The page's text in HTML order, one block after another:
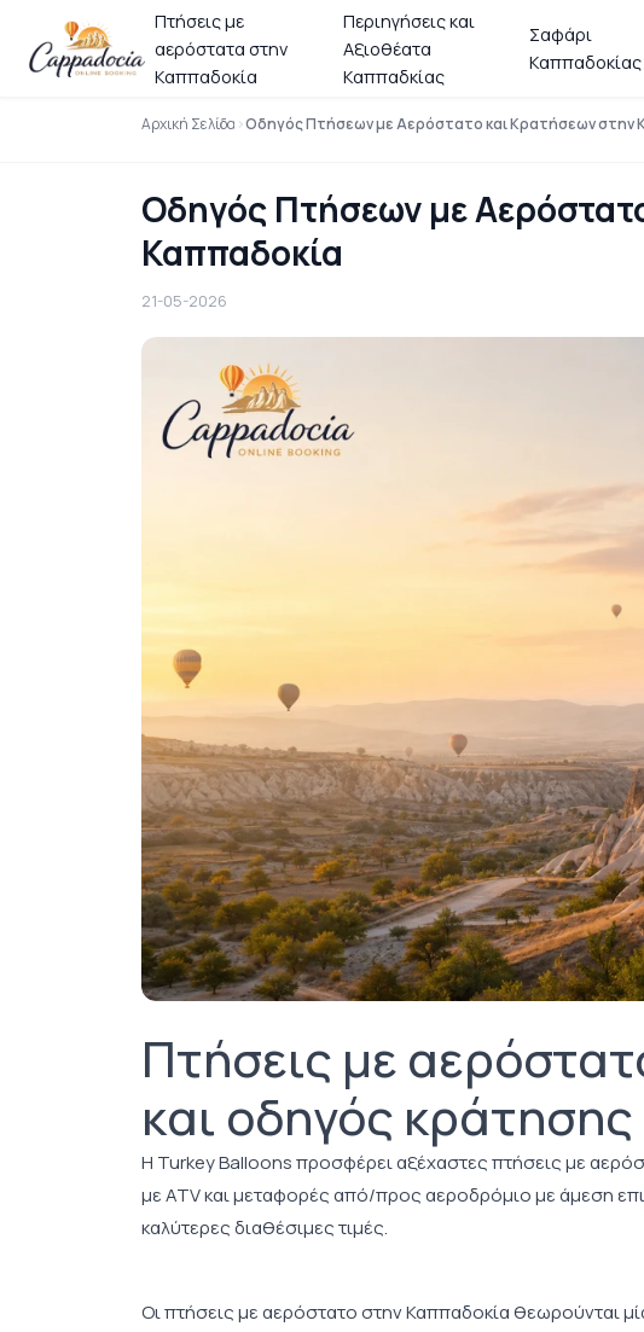
Πτήσεις με
αερόστατα στην
Καππαδοκία
Περιηγήσεις και
Αξιοθέατα
Καππαδκίας
Σαφάρι
Καππαδοκίας
Αρχική Σελίδα Οδηγός Πτήσεων με Αερόστατο και Κρατήσεων στην
Οδηγός Πτήσεων με
Καππαδοκία
21-05-2026
Πτήσεις με
και οδηγός κράτησης
Η Turkey Balloons προσφέρει αξέχαστες πτήσεις με
με ATV και μεταφορές από/προς αεροδρόμιο με άμεση
καλύτερες διαθέσιμες τιμές.
Οι πτήσεις με αερόστατο στην Καππαδοκία θεωρούνται